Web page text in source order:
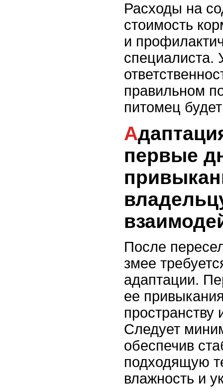
Расходы на
стоимость
и
специалиста.
правильном
питомец
Адаптация змеи:
первые
После
змее
адаптации.
ее
пространству
Следует
обеспечив
подходящую
влажность и